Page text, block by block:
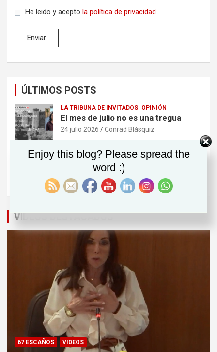
He leido y acepto la política de privacidad
ÚLTIMOS POSTS
LA TRIBUNA DE INVITADOS OPINIÓN
El mes de julio no es una tregua
24 julio 2026 Conrad Blásquiz
EN 2 MINUTOS OPINIÓN
No soy ministro
Conrad Blásquiz
VÍDEOS DESTACADOS
67 ESCAÑOS VIDEOS
Enjoy this blog? Please spread the
word :)